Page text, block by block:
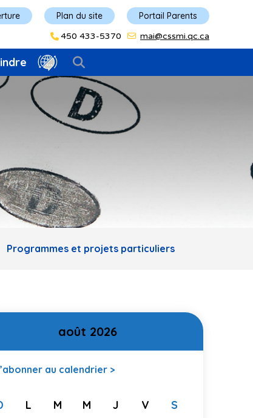
Plan du site Portail Parents
450 433-5370 mai@cssmi.qc.ca
Programmes et projets particuliers
août 2026
au calendrier >
L M M J V S